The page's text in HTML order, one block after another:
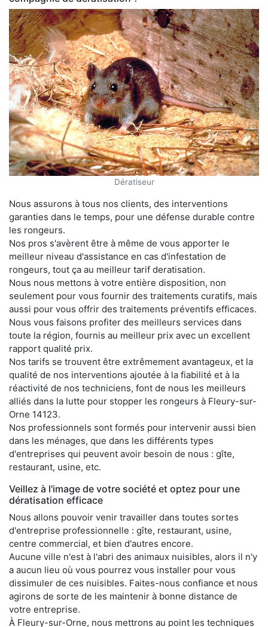
Dératiseur
Nous assurons à tous nos clients, des interventions
garanties dans le temps, pour une défense durable contre
les rongeurs.
Nos pros s'avèrent être à même de vous apporter le
meilleur niveau d'assistance en cas d'infestation de
rongeurs, tout ça au meilleur tarif deratisation.
Nous nous mettons à votre entière disposition, non
seulement pour vous fournir des traitements curatifs, mais
aussi pour vous offrir des traitements préventifs efficaces.
Nous vous faisons profiter des meilleurs services dans
toute la région, fournis au meilleur prix avec un excellent
rapport qualité prix.
Nos tarifs se trouvent être extrêmement avantageux, et la
qualité de nos interventions ajoutée à la fiabilité et à la
réactivité de nos techniciens, font de nous les meilleurs
alliés dans la lutte pour stopper les rongeurs à Fleury-sur-
Orne 14123.
Nos professionnels sont formés pour intervenir aussi bien
dans les ménages, que dans les différents types
d'entreprises qui peuvent avoir besoin de nous : gîte,
restaurant, usine, etc.
Veillez à l'image de votre société et optez pour une
dératisation efficace
Nous allons pouvoir venir travailler dans toutes sortes
d'entreprise professionnelle : gîte, restaurant, usine,
centre commercial, et bien d'autres encore.
Aucune ville n'est à l'abri des animaux nuisibles, alors il n'y
a aucun lieu où vous pourrez vous installer pour vous
dissimuler de ces nuisibles. Faites-nous confiance et nous
agirons de sorte de les maintenir à bonne distance de
votre entreprise.
À Fleury-sur-Orne, nous mettrons au point les techniques